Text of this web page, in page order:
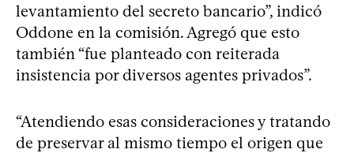
levantamiento del secreto bancario”, indicó
Oddone en la comisión. Agregó que esto
también “fue planteado con reiterada
insistencia por diversos agentes privados”.
“Atendiendo esas consideraciones y tratando
de preservar al mismo tiempo el origen que